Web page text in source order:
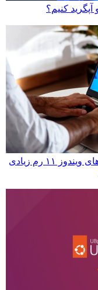
مایکروسافت اعتراف کرد اپلیکیشن‌های ویندوز ۱۱ رم زیادی